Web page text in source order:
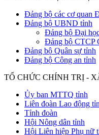
Đảng bộ các cơ quan
Đảng bộ UBND tỉnh
Đảng bộ Đại
Đảng bộ CTCP
Đảng bộ Quân sự tỉnh
Đảng bộ Công an tỉnh
TỔ CHỨC CHÍNH TRỊ -
Ủy ban MTTQ tỉnh
Liên đoàn Lao động
Tỉnh đoàn
Hội Nông dân tỉnh
Hội Liên hiệp Phụ nữ